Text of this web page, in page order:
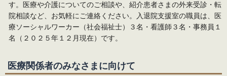
患者さまの権利、患者さまへのお願い
個人情報保護
交通アクセス
ドクター紹介
なゆたの森病院紹介
時間外・休日の救急・急患
入院中の生活について
施設・設備のご案内
入退院支援室
検査機器
採用情報
す。医療や介護についてのご相談や、紹介患者さまの外来受診・転
院相談など、お気軽にご連絡ください。入退院支援室の職員は、医
療ソーシャルワーカー（社会福祉士）３名・看護師３名・事務員１
名（２０２５年１２月現在）です。
医療関係者のみなさまに向けて